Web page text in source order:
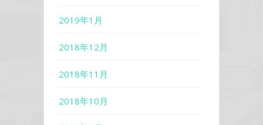
2019年1月
2018年12月
2018年11月
2018年10月